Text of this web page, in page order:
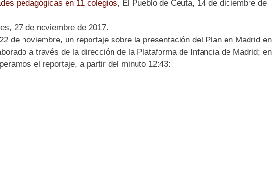
pedagógicas en 11 colegios, El Pueblo de Ceuta, 14 de diciembre de
27 de noviembre de 2017.
de noviembre, un reportaje sobre la presentación del Plan en Madrid en
a través de la dirección de la Plataforma de Infancia de Madrid; en
el reportaje, a partir del minuto 12:43: